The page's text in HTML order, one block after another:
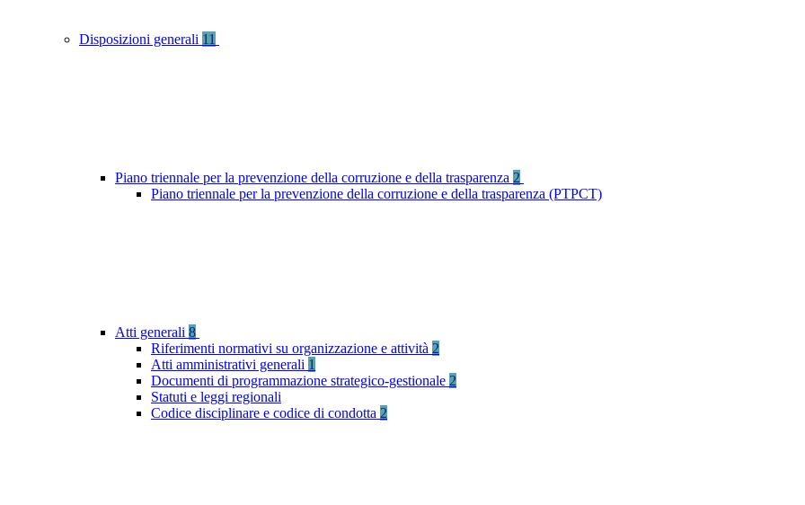
Disposizioni generali 11
Piano triennale per la prevenzione della corruzione e della trasparenza 2
Piano triennale per la prevenzione della corruzione e della trasparenza (PTPCT)
Atti generali 8
Riferimenti normativi su organizzazione e attività 2
Atti amministrativi generali 1
Documenti di programmazione strategico-gestionale 2
Statuti e leggi regionali
Codice disciplinare e codice di condotta 2